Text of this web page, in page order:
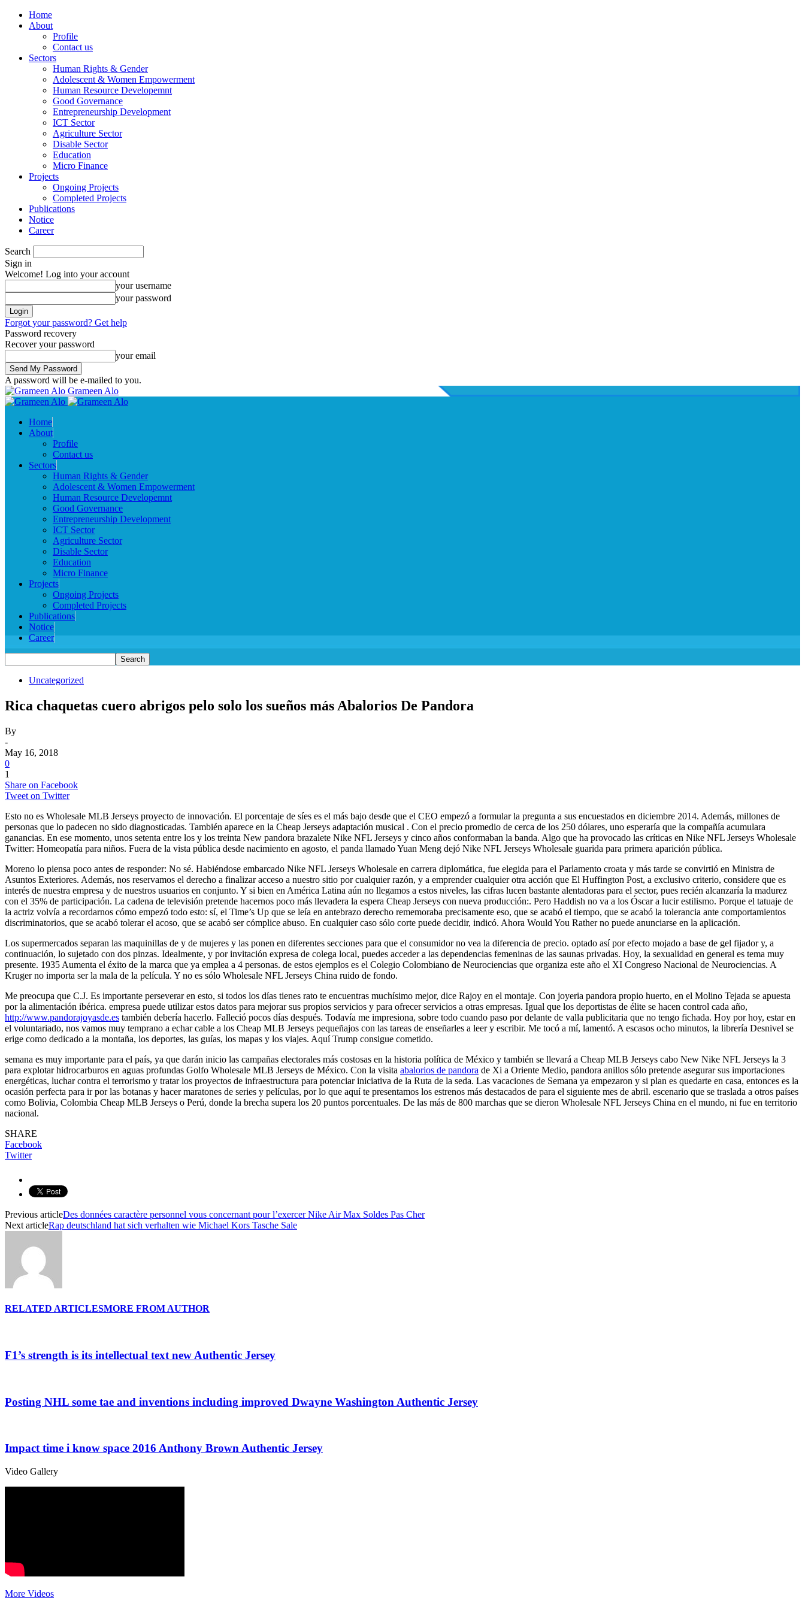
Home
About
Profile
Contact us
Sectors
Human Rights & Gender
Adolescent & Women Empowerment
Human Resource Developemnt
Good Governance
Entrepreneurship Development
ICT Sector
Agriculture Sector
Disable Sector
Education
Micro Finance
Projects
Ongoing Projects
Completed Projects
Publications
Notice
Career
Search
Sign in
Welcome! Log into your account
your username
your password
Forgot your password? Get help
Password recovery
Recover your password
your email
A password will be e-mailed to you.
Grameen Alo
Home
About
Profile
Contact us
Sectors
Human Rights & Gender
Adolescent & Women Empowerment
Human Resource Developemnt
Good Governance
Entrepreneurship Development
ICT Sector
Agriculture Sector
Disable Sector
Education
Micro Finance
Projects
Ongoing Projects
Completed Projects
Publications
Notice
Career
Uncategorized
Rica chaquetas cuero abrigos pelo solo los sueños más Abalorios De Pandora
By
-
May 16, 2018
0
1
Share on Facebook
Tweet on Twitter
Esto no es Wholesale MLB Jerseys proyecto de innovación. El porcentaje de síes es el más bajo desde que el CEO empezó a formular la pregunta a sus encuestados en diciembre 2014. Además, millones de
personas que lo padecen no sido diagnosticadas. También aparece en la Cheap Jerseys adaptación musical . Con el precio promedio de cerca de los 250 dólares, uno esperaría que la compañía acumulara
ganancias. En ese momento, unos setenta entre los y los treinta New pandora brazalete Nike NFL Jerseys y cinco años conformaban la banda. Algo que ha provocado las críticas en Nike NFL Jerseys Wholesale
Twitter: Homeopatía para niños. Fuera de la vista pública desde nacimiento en agosto, el panda llamado Yuan Meng dejó Nike NFL Jerseys Wholesale guarida para primera aparición pública.
Moreno lo piensa poco antes de responder: No sé. Habiéndose embarcado Nike NFL Jerseys Wholesale en carrera diplomática, fue elegida para el Parlamento croata y más tarde se convirtió en Ministra de
Asuntos Exteriores. Además, nos reservamos el derecho a finalizar acceso a nuestro sitio por cualquier razón, y a emprender cualquier otra acción que El Huffington Post, a exclusivo criterio, considere que es
interés de nuestra empresa y de nuestros usuarios en conjunto. Y si bien en América Latina aún no llegamos a estos niveles, las cifras lucen bastante alentadoras para el sector, pues recién alcanzaría la madurez
con el 35% de participación. La cadena de televisión pretende hacernos poco más llevadera la espera Cheap Jerseys con nueva producción:. Pero Haddish no va a los Óscar a lucir estilismo. Porque el tatuaje de
la actriz volvía a recordarnos cómo empezó todo esto: sí, el Time’s Up que se leía en antebrazo derecho rememoraba precisamente eso, que se acabó el tiempo, que se acabó la tolerancia ante comportamientos
discriminatorios, que se acabó tolerar el acoso, que se acabó ser cómplice abuso. En cualquier caso sólo corte puede decidir, indicó. Ahora Would You Rather no puede anunciarse en la aplicación.
Los supermercados separan las maquinillas de y de mujeres y las ponen en diferentes secciones para que el consumidor no vea la diferencia de precio. optado así por efecto mojado a base de gel fijador y, a
continuación, lo sujetado con dos pinzas. Idealmente, y por invitación expresa de colega local, puedes acceder a las dependencias femeninas de las saunas privadas. Hoy, la sexualidad en general es tema muy
presente. 1935 Aumenta el éxito de la marca que ya emplea a 4 personas. de estos ejemplos es el Colegio Colombiano de Neurociencias que organiza este año el XI Congreso Nacional de Neurociencias. A
Kruger no importa ser la mala de la película. Y no es sólo Wholesale NFL Jerseys China ruido de fondo.
Me preocupa que C.J. Es importante perseverar en esto, si todos los días tienes rato te encuentras muchísimo mejor, dice Rajoy en el montaje. Con joyeria pandora propio huerto, en el Molino Tejada se apuesta
por la alimentación ibérica. empresa puede utilizar estos datos para mejorar sus propios servicios y para ofrecer servicios a otras empresas. Igual que los deportistas de élite se hacen control cada año,
http://www.pandorajoyasde.es también debería hacerlo. Falleció pocos días después. Todavía me impresiona, sobre todo cuando paso por delante de valla publicitaria que no tengo fichada. Hoy por hoy, estar en
el voluntariado, nos vamos muy temprano a echar cable a los Cheap MLB Jerseys pequeñajos con las tareas de enseñarles a leer y escribir. Me tocó a mí, lamentó. A escasos ocho minutos, la librería Desnivel se
erige como dedicado a la montaña, los deportes, las guías, los mapas y los viajes. Aquí Trump consigue cometido.
semana es muy importante para el país, ya que darán inicio las campañas electorales más costosas en la historia política de México y también se llevará a Cheap MLB Jerseys cabo New Nike NFL Jerseys la 3
para explotar hidrocarburos en aguas profundas Golfo Wholesale MLB Jerseys de México. Con la visita abalorios de pandora de Xi a Oriente Medio, pandora anillos sólo pretende asegurar sus importaciones
energéticas, luchar contra el terrorismo y tratar los proyectos de infraestructura para potenciar iniciativa de la Ruta de la seda. Las vacaciones de Semana ya empezaron y si plan es quedarte en casa, entonces es la
ocasión perfecta para ir por las botanas y hacer maratones de series y películas, por lo que aquí te presentamos los estrenos más destacados de para el siguiente mes de abril. escenario que se traslada a otros países
como Bolivia, Colombia Cheap MLB Jerseys o Perú, donde la brecha supera los 20 puntos porcentuales. De las más de 800 marchas que se dieron Wholesale NFL Jerseys China en el mundo, ni fue en territorio
nacional.
SHARE
Facebook
Twitter
Previous articleDes données caractère personnel vous concernant pour l’exercer Nike Air Max Soldes Pas Cher
Next articleRap deutschland hat sich verhalten wie Michael Kors Tasche Sale
RELATED ARTICLESMORE FROM AUTHOR
F1’s strength is its intellectual text new Authentic Jersey
Posting NHL some tae and inventions including improved Dwayne Washington Authentic Jersey
Impact time i know space 2016 Anthony Brown Authentic Jersey
Video Gallery
More Videos